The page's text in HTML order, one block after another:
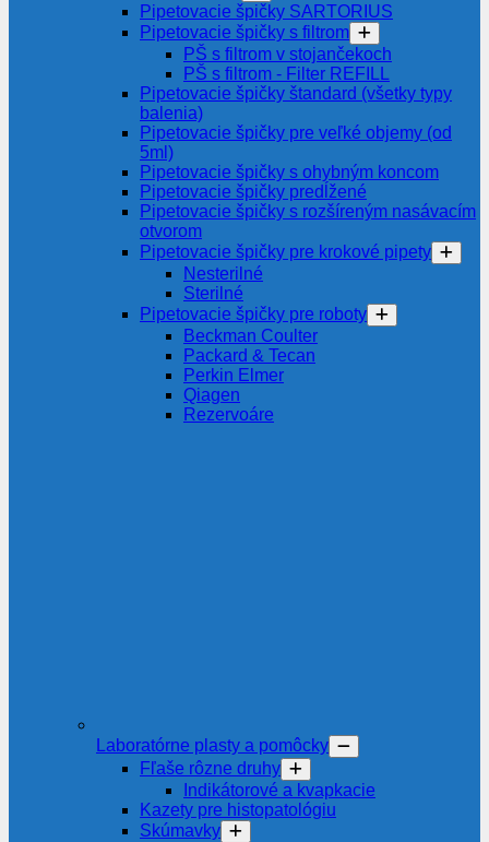
Pipetovacie špičky SARTORIUS
Pipetovacie špičky s filtrom
PŠ s filtrom v stojančekoch
PŠ s filtrom - Filter REFILL
Pipetovacie špičky štandard (všetky typy
balenia)
Pipetovacie špičky pre veľké objemy (od
5ml)
Pipetovacie špičky s ohybným koncom
Pipetovacie špičky predĺžené
Pipetovacie špičky s rozšíreným nasávacím
otvorom
Pipetovacie špičky pre krokové pipety
Nesterilné
Sterilné
Pipetovacie špičky pre roboty
Beckman Coulter
Packard & Tecan
Perkin Elmer
Qiagen
Rezervoáre
Laboratórne plasty a pomôcky
Fľaše rôzne druhy
Indikátorové a kvapkacie
Kazety pre histopatológiu
Skúmavky